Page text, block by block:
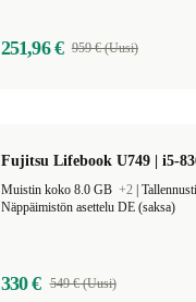
251,96 € 959 € (Uusi)
Fujitsu Lifebook U749 | i5-
Muistin koko 8.0 GB +2
Näppäimistön asettelu DE (saksa)
330 € 549 € (Uusi)